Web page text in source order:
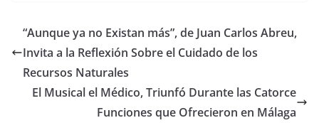
“Aunque ya no Existan más”, de Juan Carlos Abreu,
Invita a la Reflexión Sobre el Cuidado de los
Recursos Naturales
El Musical el Médico, Triunfó Durante las Catorce
Funciones que Ofrecieron en Málaga